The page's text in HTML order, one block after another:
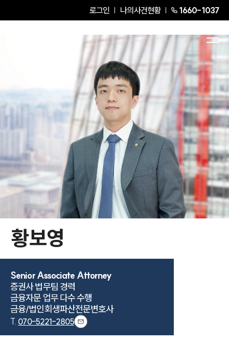
로그인 나의사건현황 1660-1037
Senior Associate Attorney
황보영
Senior Associate Attorney
증권사 법무팀 경력
금융자문 업무 다수 수행
금융/법인회생파산전문변호사
T. 070-5221-2805